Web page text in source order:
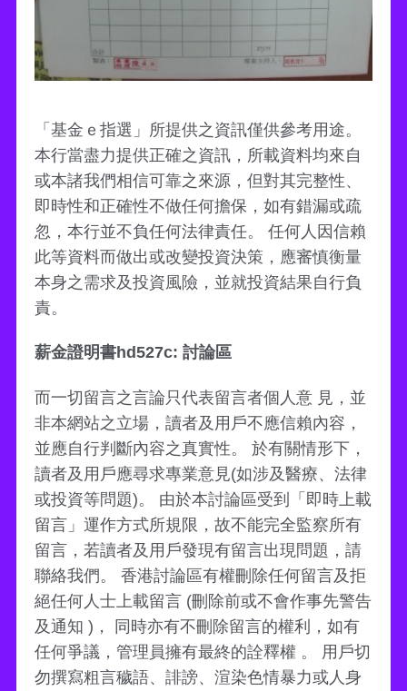
「基金ｅ指選」所提供之資訊僅供參考用途。
本行當盡力提供正確之資訊，所載資料均來自
或本諸我們相信可靠之來源，但對其完整性、
即時性和正確性不做任何擔保，如有錯漏或疏
忽，本行並不負任何法律責任。 任何人因信賴
此等資料而做出或改變投資決策，應審慎衡量
本身之需求及投資風險，並就投資結果自行負
責。
薪金證明書hd527c: 討論區
而一切留言之言論只代表留言者個人意 見，並
非本網站之立場，讀者及用戶不應信賴內容，
並應自行判斷內容之真實性。 於有關情形下，
讀者及用戶應尋求專業意見(如涉及醫療、法律
或投資等問題)。 由於本討論區受到「即時上載
留言」運作方式所規限，故不能完全監察所有
留言，若讀者及用戶發現有留言出現問題，請
聯絡我們。 香港討論區有權刪除任何留言及拒
絕任何人士上載留言 (刪除前或不會作事先警告
及通知 )， 同時亦有不刪除留言的權利，如有
任何爭議，管理員擁有最終的詮釋權 。 用戶切
勿撰寫粗言穢語、誹謗、渲染色情暴力或人身